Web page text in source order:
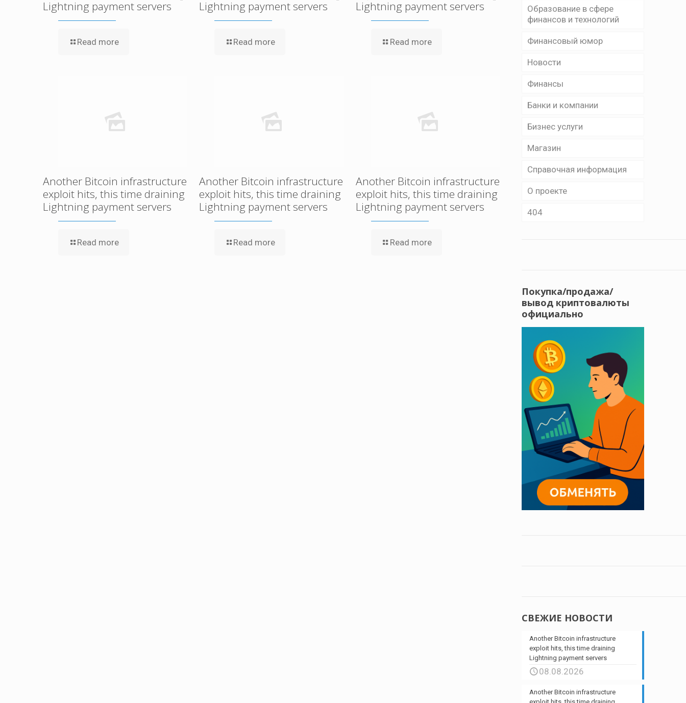
Lightning payment servers
Read more
Lightning payment servers
Read more
Lightning payment servers
Read more
Another Bitcoin infrastructure
exploit hits, this time draining
Lightning payment servers
Read more
Another Bitcoin infrastructure
exploit hits, this time draining
Lightning payment servers
Read more
Another Bitcoin infrastructure
exploit hits, this time draining
Lightning payment servers
Read more
Образование в сфере
финансов и технологий
Финансовый юмор
Новости
Финансы
Банки и компании
Бизнес уcлуги
Магазин
Справочная информация
О проекте
404
Покупка/продажа/
вывод криптовалюты
официально
СВЕЖИЕ НОВОСТИ
Another Bitcoin infrastructure
exploit hits, this time draining
Lightning payment servers
08.08.2026
Another Bitcoin infrastructure